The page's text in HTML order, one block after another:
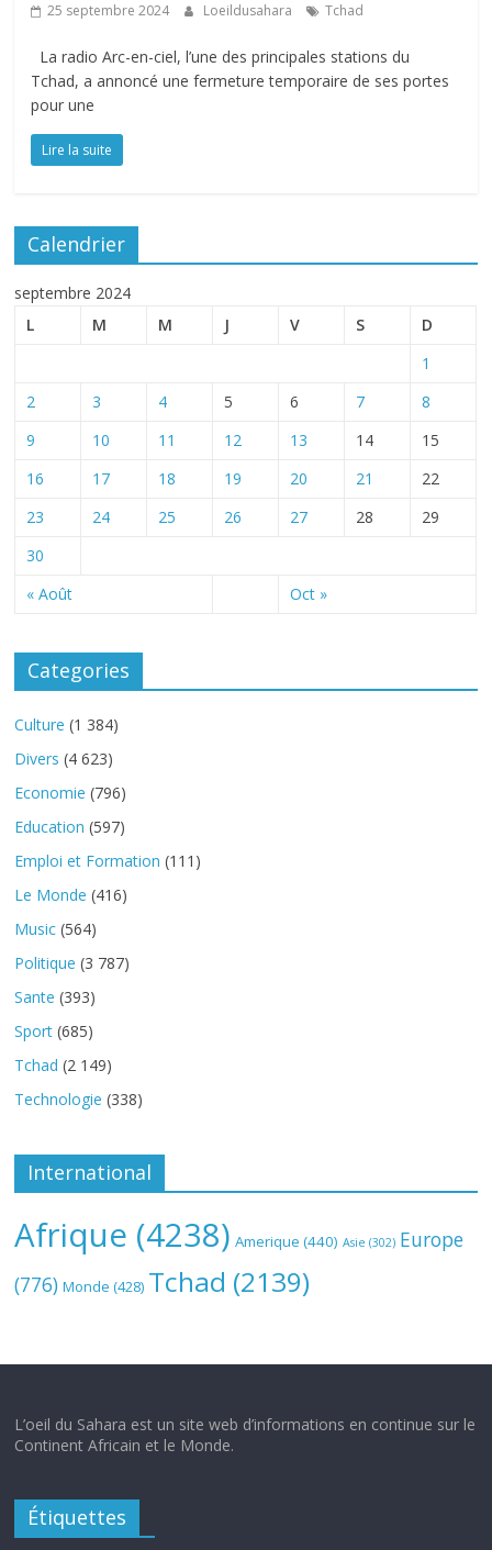
25 septembre 2024 Loeildusahara Tchad
La radio Arc-en-ciel, l’une des principales stations du
Tchad, a annoncé une fermeture temporaire de ses portes
pour une
Lire la suite
Calendrier
septembre 2024
L
M M J V S D
« Août Oct »
1
2
3 4 5 6 7
8
9
10 11 12 13 14
15
16
17 18 19 20 21
22
23
24 25 26 27 28
29
30
Categories
Culture (1 384)
Divers (4 623)
Economie (796)
Education (597)
Emploi et Formation (111)
Le Monde (416)
Music (564)
Politique (3 787)
Sante (393)
Sport (685)
Tchad (2 149)
Technologie (338)
International
Afrique (4238) Amerique (440) Asie (302) Europe
(776) Monde (428) Tchad (2139)
L’oeil du Sahara est un site web d’informations en continue sur le
Continent Africain et le Monde.
Étiquettes